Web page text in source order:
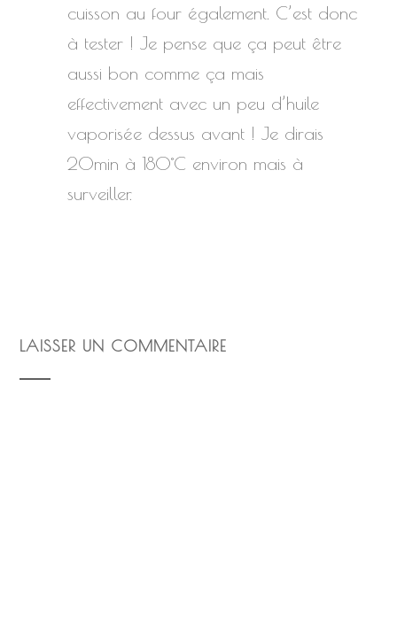
cuisson au four également. C’est donc
à tester ! Je pense que ça peut être
aussi bon comme ça mais
effectivement avec un peu d’huile
vaporisée dessus avant ! Je dirais
20min à 180°C environ mais à
surveiller.
LAISSER UN COMMENTAIRE